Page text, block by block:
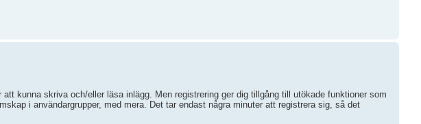
kunna skriva och/eller läsa inlägg. Men registrering ger dig tillgång till utökade funktioner som
i användargrupper, med mera. Det tar endast några minuter att registrera sig, så det